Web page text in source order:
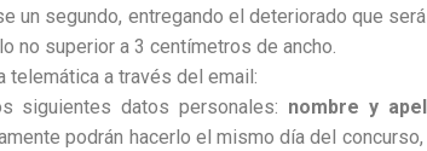
un segundo, entregando el deteriorado que
no superior a 3 centímetros de ancho.
a través del email:
siguientes datos personales: nombre y
podrán hacerlo el mismo día del